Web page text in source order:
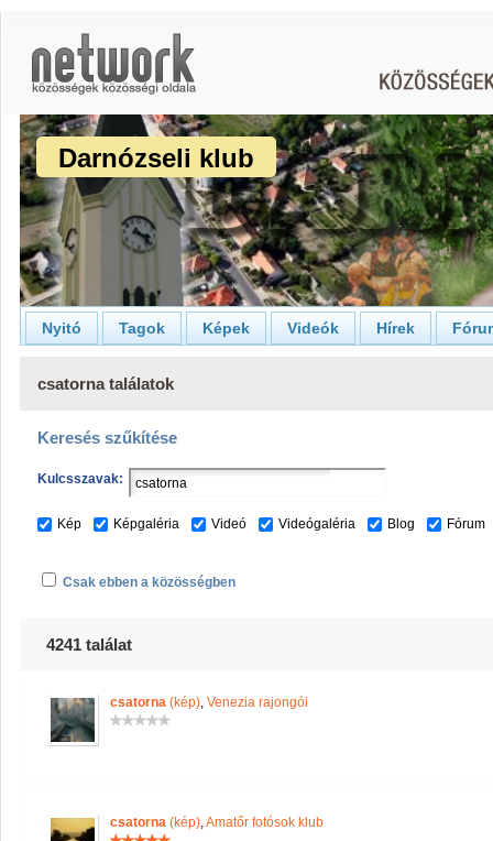
Darnózseli klub
Nyitó Tagok Képek Videók Hírek
csatorna találatok
Keresés szűkítése
Kulcsszavak:
Kép Képgaléria Videó Videógaléria Blog Fórum
Csak ebben a közösségben
4241 találat
csatorna (kép), Venezia rajongói
csatorna (kép),Amatőr fotósok klub